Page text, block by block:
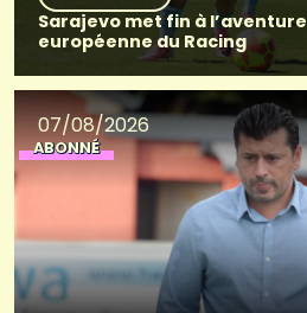
Sarajevo met fin à l’aventure
européenne du Racing
07/08/2026
ABONNÉ